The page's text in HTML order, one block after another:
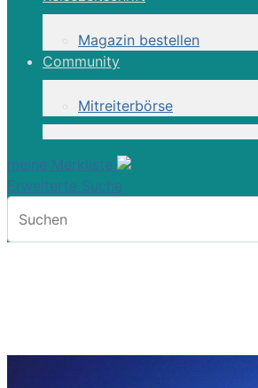
Magazin bestellen
Community
Mitreiterbörse
meine Merkliste
Erweiterte Suche